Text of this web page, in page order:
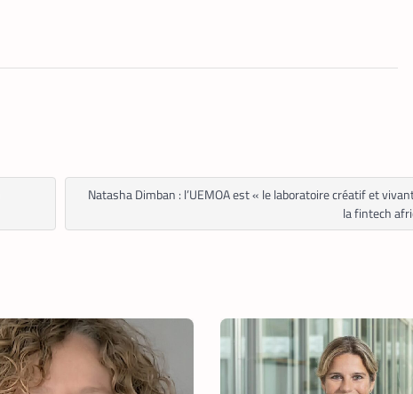
Natasha Dimban : l’UEMOA est « le laboratoire créatif et
la fintech